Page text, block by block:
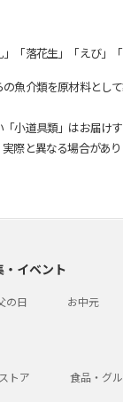
「落花生」「えび」
魚介類を原材料とし
小道具類」はお届けす
際と異なる場合があり
イベント
の日 お中元
トア 食品・グ